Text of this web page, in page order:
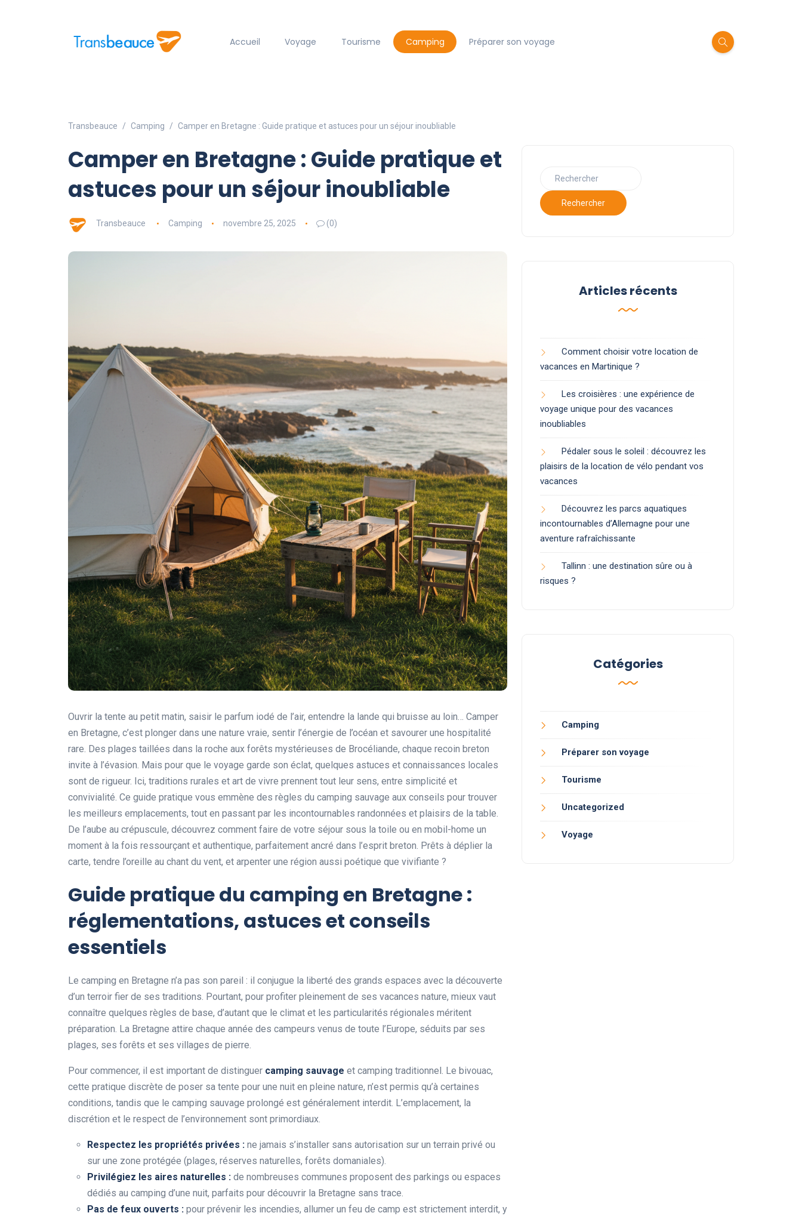
Accueil Voyage Tourisme Camping Préparer son voyage
Transbeauce Camping Camper en Bretagne : Guide pratique et astuces pour un séjour inoubliable
Camper en Bretagne : Guide pratique et
astuces pour un séjour inoubliable
Transbeauce Camping novembre 25, 2025 (0)
Ouvrir la tente au petit matin, saisir le parfum iodé de l’air, entendre la lande qui bruisse au loin… Camper
en Bretagne, c’est plonger dans une nature vraie, sentir l’énergie de l’océan et savourer une hospitalité
rare. Des plages taillées dans la roche aux forêts mystérieuses de Brocéliande, chaque recoin breton
invite à l’évasion. Mais pour que le voyage garde son éclat, quelques astuces et connaissances locales
sont de rigueur. Ici, traditions rurales et art de vivre prennent tout leur sens, entre simplicité et
convivialité. Ce guide pratique vous emmène des règles du camping sauvage aux conseils pour trouver
les meilleurs emplacements, tout en passant par les incontournables randonnées et plaisirs de la table.
De l’aube au crépuscule, découvrez comment faire de votre séjour sous la toile ou en mobil-home un
moment à la fois ressourçant et authentique, parfaitement ancré dans l’esprit breton. Prêts à déplier la
carte, tendre l’oreille au chant du vent, et arpenter une région aussi poétique que vivifiante ?
Guide pratique du camping en Bretagne :
réglementations, astuces et conseils
essentiels
Le camping en Bretagne n’a pas son pareil : il conjugue la liberté des grands espaces avec la découverte
d’un terroir fier de ses traditions. Pourtant, pour profiter pleinement de ses vacances nature, mieux vaut
connaître quelques règles de base, d’autant que le climat et les particularités régionales méritent
préparation. La Bretagne attire chaque année des campeurs venus de toute l’Europe, séduits par ses
plages, ses forêts et ses villages de pierre.
Pour commencer, il est important de distinguer camping sauvage et camping traditionnel. Le bivouac,
cette pratique discrète de poser sa tente pour une nuit en pleine nature, n’est permis qu’à certaines
conditions, tandis que le camping sauvage prolongé est généralement interdit. L’emplacement, la
discrétion et le respect de l’environnement sont primordiaux.
Respectez les propriétés privées : ne jamais s’installer sans autorisation sur un terrain privé ou
sur une zone protégée (plages, réserves naturelles, forêts domaniales).
Privilégiez les aires naturelles : de nombreuses communes proposent des parkings ou espaces
dédiés au camping d’une nuit, parfaits pour découvrir la Bretagne sans trace.
Pas de feux ouverts : pour prévenir les incendies, allumer un feu de camp est strictement interdit, y
Articles récents
Comment choisir votre location de
vacances en Martinique ?
Les croisières : une expérience de
voyage unique pour des vacances
inoubliables
Pédaler sous le soleil : découvrez les
plaisirs de la location de vélo pendant vos
vacances
Découvrez les parcs aquatiques
incontournables d’Allemagne pour une
aventure rafraîchissante
Tallinn : une destination sûre ou à
risques ?
Catégories
Camping
Préparer son voyage
Tourisme
Uncategorized
Voyage